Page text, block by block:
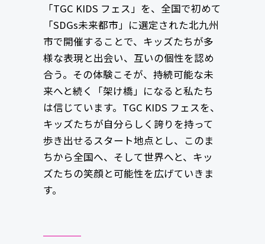
「TGC KIDS フェス」を、全国で初めて
「SDGs未来都市」に選定された北九州
市で開催することで、キッズたちが多
様な表現と出会い、互いの個性を認め
合う。その体験こそが、持続可能な未
来へと続く「架け橋」になると私たち
は信じています。TGC KIDS フェスを、
キッズたちが自分らしく誇りを持って
歩き出せるスタート地点とし、このま
ちから全国へ、そして世界へと、キッ
ズたちの笑顔と可能性を広げていきま
す。